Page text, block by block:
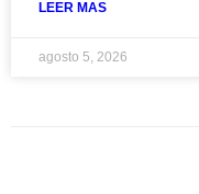
LEER MAS
agosto 5, 2026